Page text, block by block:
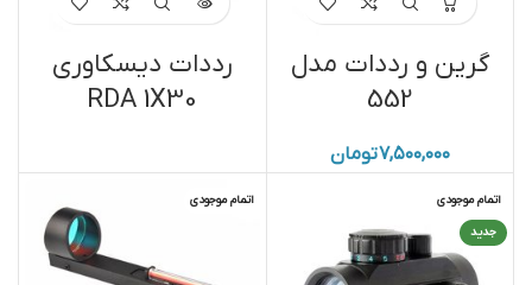
گرین و رددات مدل
552
۷,۵۰۰,۰۰۰تومان
رددات دیسکاوری
RDA 1X30
اتمام موجودی
جدید
اتمام موجودی